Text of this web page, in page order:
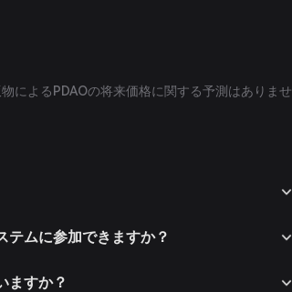
によるPDAOの将来価格に関する予測はありませ
テムに参加できますか？
ますか？